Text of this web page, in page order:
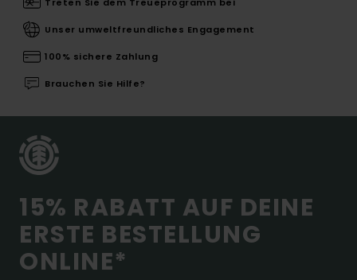
Treten Sie dem Treueprogramm bei
Unser umweltfreundliches Engagement
100% sichere Zahlung
Brauchen Sie Hilfe?
15% RABATT AUF DEINE
ERSTE BESTELLUNG
ONLINE*